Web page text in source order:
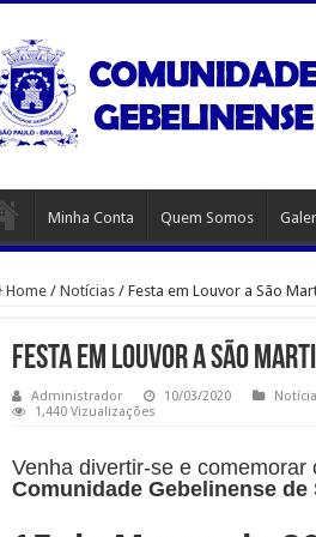
Minha Conta Quem Somos
Home / Notícias / Festa em Louvor a São
Festa em Louvor a São
Administrador 10/03/2020
1,440 Vizualizações
Venha divertir-se e
Comunidade Gebelinense de